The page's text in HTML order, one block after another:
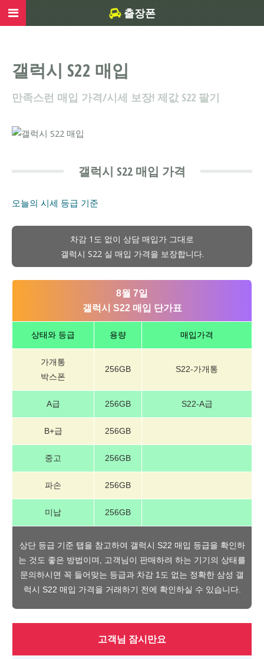
갤럭시 S22 매입
만족스런 매입 가격/시세 보장! 제값 S22 팔기
갤럭시 S22 매입 가격
오늘의 시세 등급 기준
차감 1도 없이 상담 매입가 그대로
갤럭시 S22 실 매입 가격을 보장합니다.
8월 7일
갤럭시 S22 매입 단가표
상태와 등급 용량 매입가격
가개통
박스폰
256GB S22-가개통
A급 256GB S22-A급
B+급 256GB
중고 256GB
파손 256GB
미납 256GB
상단 등급 기준 탭을 참고하여 갤럭시 S22 매입 등급을 확인하
는 것도 좋은 방법이며, 고객님이 판매하려 하는 기기의 상태를
문의하시면 꼭 들어맞는 등급과 차감 1도 없는 정확한 삼성 갤
럭시 S22 매입 가격을 거래하기 전에 확인하실 수 있습니다.
고객님 잠시만요
출장폰